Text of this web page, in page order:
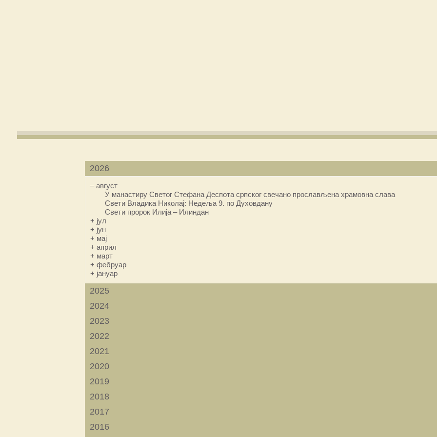
2026
–август
У манастиру Светог Стефана Деспота српског свечано прослављена храмовна слава
Свети Владика Николај: Недеља 9. по Духовдану
Свети пророк Илија – Илиндан
+ јул
+ јун
+ мај
+ април
+ март
+ фебруар
+ јануар
2025
2024
2023
2022
2021
2020
2019
2018
2017
2016